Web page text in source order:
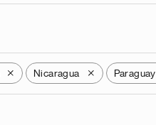
X Nicaragua X Paraguay